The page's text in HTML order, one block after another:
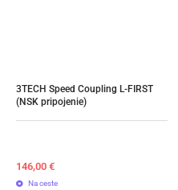
3TECH Speed Coupling L-FIRST
(NSK pripojenie)
146,00 €
Na ceste